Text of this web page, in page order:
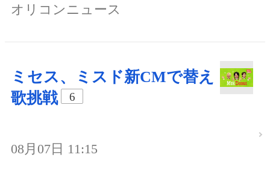
オリコンニュース
ミセス、ミスド新CMで替え
歌挑戦
6
08月07日 11:15